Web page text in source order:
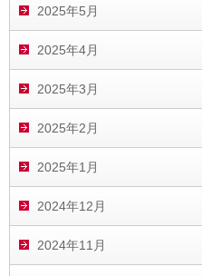
2025年5月
2025年4月
2025年3月
2025年2月
2025年1月
2024年12月
2024年11月